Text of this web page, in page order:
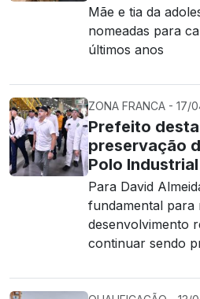
Mãe e tia da
nomeadas para
últimos anos
ZONA FRANCA - 17/
Prefeito
preservação
Polo
Para David
fundamental para
desenvolvimento
continuar sendo